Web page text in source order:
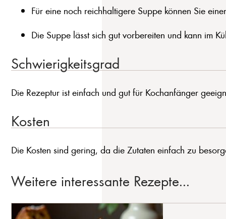
Für eine noch reichhaltigere Suppe können Sie
Die Suppe lässt sich gut vorbereiten und kann im
Schwierigkeitsgrad
Die Rezeptur ist einfach und gut für Kochanfänger
Kosten
Die Kosten sind gering, da die Zutaten einfach zu
Weitere interessante Rezepte...